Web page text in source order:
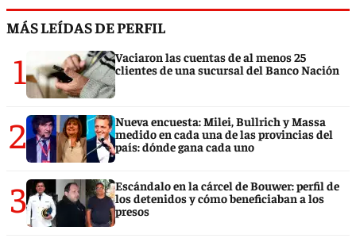
MÁS LEÍDAS DE PERFIL
1
Vaciaron las cuentas de al menos 25
clientes de una sucursal del Banco Nación
2
Nueva encuesta: Milei, Bullrich y Massa
medido en cada una de las provincias del
país: dónde gana cada uno
3
Escándalo en la cárcel de Bouwer: perfil de
los detenidos y cómo beneficiaban a los
presos